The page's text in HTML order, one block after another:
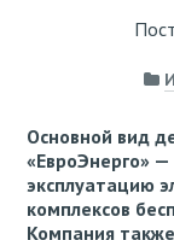
Основной вид
«ЕвроЭнерго»
эксплуатацию
комплексов
Компания